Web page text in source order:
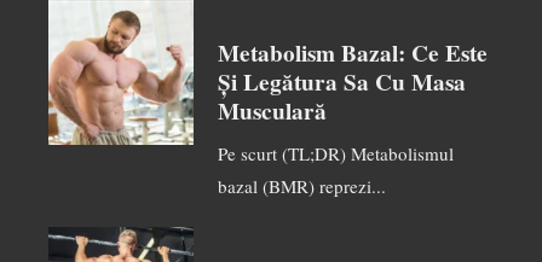
Metabolism Bazal: Ce Este
Și Legătura Sa Cu Masa
Musculară
Pe scurt (TL;DR) Metabolismul
bazal (BMR) reprezi...